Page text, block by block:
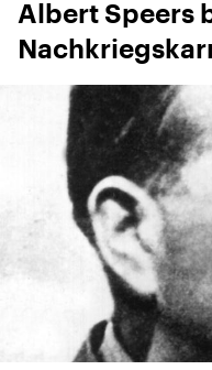
Albert Speers